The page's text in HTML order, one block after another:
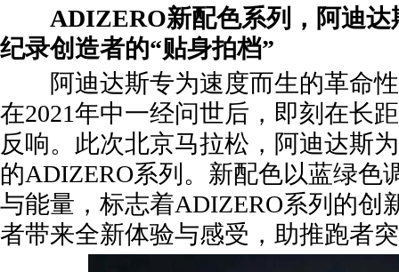
ADIZERO新配色系列，阿迪
纪录创造者的“贴身拍档”
阿迪达斯专为速度而生的革命性
在2021年中一经问世后，即刻在长
反响。此次北京马拉松，阿迪达斯
的ADIZERO系列。新配色以蓝绿色
与能量，标志着ADIZERO系列的创
者带来全新体验与感受，助推跑者